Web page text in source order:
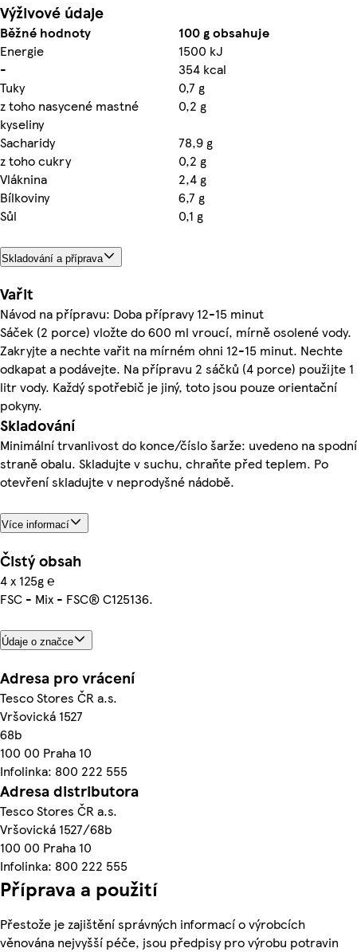
Výživové údaje
Běžné hodnoty
100 g obsahuje
Energie
1500 kJ
-
354 kcal
Tuky
0,7 g
z toho nasycené mastné
kyseliny
0,2 g
Sacharidy
78,9 g
z toho cukry
0,2 g
Vláknina
2,4 g
Bílkoviny
6,7 g
Sůl
0,1 g
Skladování a příprava
Vařit
Návod na přípravu: Doba přípravy 12-15 minut
Sáček (2 porce) vložte do 600 ml vroucí, mírně osolené vody.
Zakryjte a nechte vařit na mírném ohni 12-15 minut. Nechte
odkapat a podávejte. Na přípravu 2 sáčků (4 porce) použijte 1
litr vody. Každý spotřebič je jiný, toto jsou pouze orientační
pokyny.
Skladování
Minimální trvanlivost do konce/číslo šarže: uvedeno na spodní
straně obalu. Skladujte v suchu, chraňte před teplem. Po
otevření skladujte v neprodyšné nádobě.
Více informací
Čistý obsah
4 x 125g ℮
FSC - Mix - FSC® C125136.
Údaje o značce
Adresa pro vrácení
Tesco Stores ČR a.s.
Vršovická 1527
68b
100 00 Praha 10
Infolinka: 800 222 555
Adresa distributora
Tesco Stores ČR a.s.
Vršovická 1527/68b
100 00 Praha 10
Infolinka: 800 222 555
Příprava a použití
Přestože je zajištění správných informací o výrobcích
věnována nejvyšší péče, jsou předpisy pro výrobu potravin